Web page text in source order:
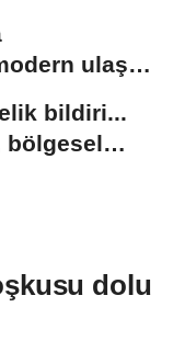
ulaşım
bildiri...
bölgesel
dolu